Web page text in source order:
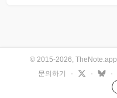
© 2015-2026, TheNote.app
문의하기
· · ·